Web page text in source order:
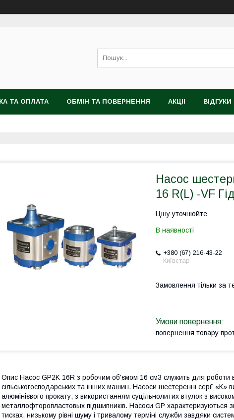
ТА ОПЛАТА ОБМІН ТА ПОВЕРНЕННЯ АКЦІІ ВІДГУКИ
Насос
16 R(L) -VF
Ціну уточнюйте
В наявності
+380 (67) 216-43-22
Київстар
Замовлення тільки за
повернення товару
Опис Насос GP2K 16R з робочим об'ємом 16 см3 служить для роботи в
сільськогосподарських та інших машин. Насоси шестеренні серії «К»
алюмінієвого прокату, з використанням суцільнолитих втулок з
металлофторопластовых підшипників. Насоси GP характеризуються
тисках, низькому рівні шуму і тривалому терміні служби завдяки